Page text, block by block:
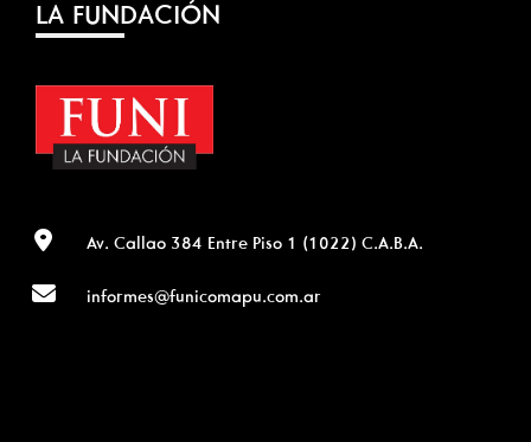
LA FUNDACIÓN
Av. Callao 384 Entre Piso 1 (1022) C.A.B.A.
informes@funicomapu.com.ar